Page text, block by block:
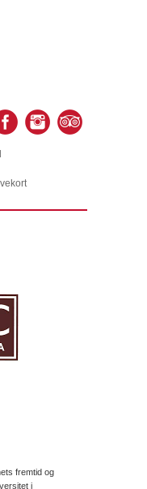
fremtid og
i